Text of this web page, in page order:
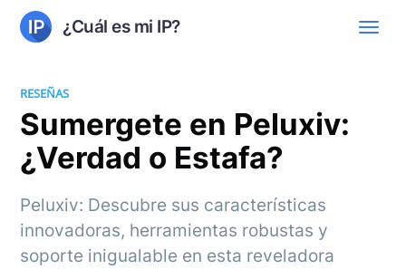
¿Cuál es mi IP?
RESEÑAS
Sumergete en Peluxiv:
¿Verdad o Estafa?
Peluxiv: Descubre sus características
innovadoras, herramientas robustas y
soporte inigualable en esta reveladora